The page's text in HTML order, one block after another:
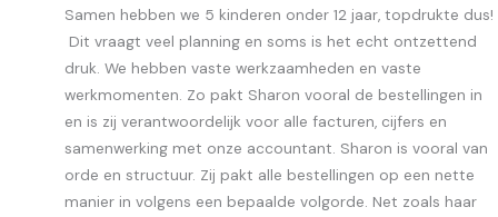
Samen hebben we 5 kinderen onder 12 jaar, topdrukte dus!
Dit vraagt veel planning en soms is het echt ontzettend
druk. We hebben vaste werkzaamheden en vaste
werkmomenten. Zo pakt Sharon vooral de bestellingen in
en is zij verantwoordelijk voor alle facturen, cijfers en
samenwerking met onze accountant. Sharon is vooral van
orde en structuur. Zij pakt alle bestellingen op een nette
manier in volgens een bepaalde volgorde. Net zoals haar